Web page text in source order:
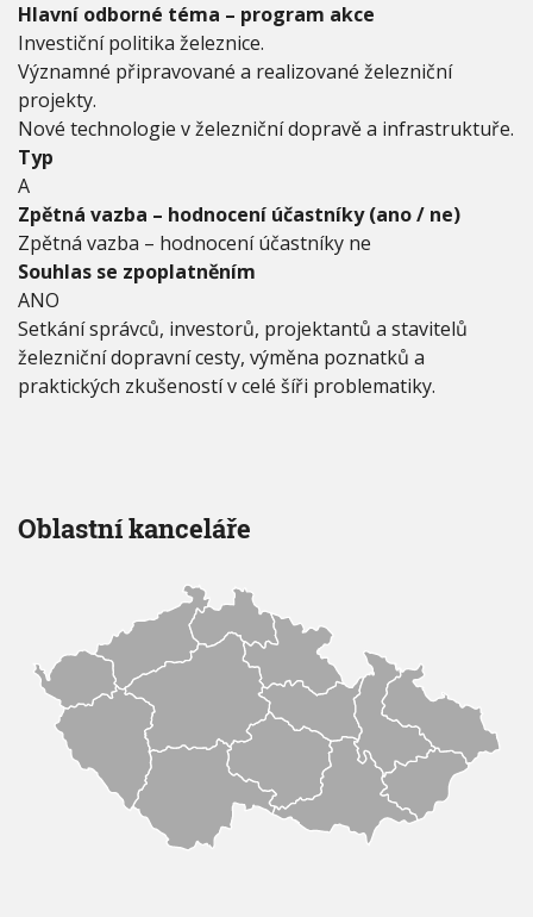
Hlavní odborné téma – program akce
Investiční politika železnice.
Významné připravované a realizované železniční
projekty.
Nové technologie v železniční dopravě a infrastruktuře.
Typ
A
Zpětná vazba – hodnocení účastníky (ano / ne)
Zpětná vazba – hodnocení účastníky ne
Souhlas se zpoplatněním
ANO
Setkání správců, investorů, projektantů a stavitelů
železniční dopravní cesty, výměna poznatků a
praktických zkušeností v celé šíři problematiky.
Oblastní kanceláře